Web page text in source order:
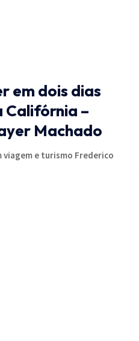
em dois dias
Califórnia –
Machado
viagem e turismo Frederico